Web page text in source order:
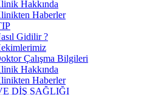
Hakkında
Haberler
Gidilir ?
Çalışma Bilgileri
Hakkında
Haberler
DİŞ SAĞLIĞI